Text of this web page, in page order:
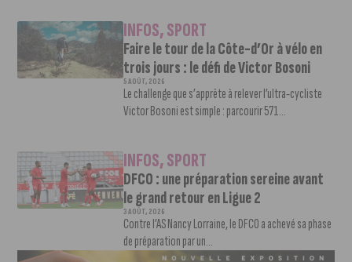
INFOS,SPORT
Faire le tour de la Côte-d’Or à vélo en
trois jours : le défi de Victor Bosoni
5 AOÛT, 2026
Le challenge que s’apprête à relever l’ultra-cycliste
Victor Bosoni est simple : parcourir 571...
INFOS,SPORT
DFCO : une préparation sereine avant
le grand retour en Ligue 2
3 AOÛT, 2026
Contre l’AS Nancy Lorraine, le DFCO a achevé sa phase
de préparation par un...